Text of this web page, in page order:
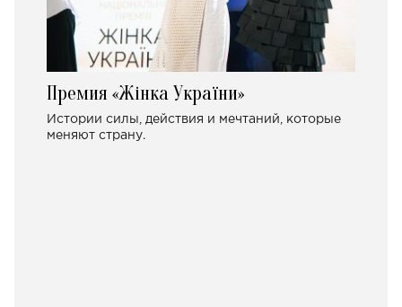
Премия «Жінка України»
Истории силы, действия и мечтаний, которые
меняют страну.